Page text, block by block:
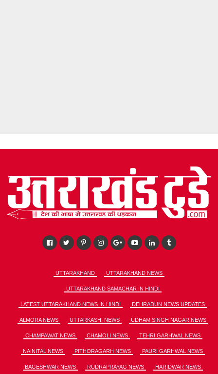
UTTARAKHAND UTTARAKHAND NEWS
UTTARAKHAND SAMACHAR IN HINDI
LATEST UTTARAKHAND NEWS IN HINDI DEHRADUN NEWS UPDATES
ALMORA NEWS UTTARKASHI NEWS UDHAM SINGH NAGAR NEWS
CHAMPAWAT NEWS CHAMOLI NEWS TEHRI GARHWAL NEWS
NAINITAL NEWS PITHORAGARH NEWS PAURI GARHWAL NEWS
BAGESHWAR NEWS RUDRAPRAYAG NEWS HARIDWAR NEWS